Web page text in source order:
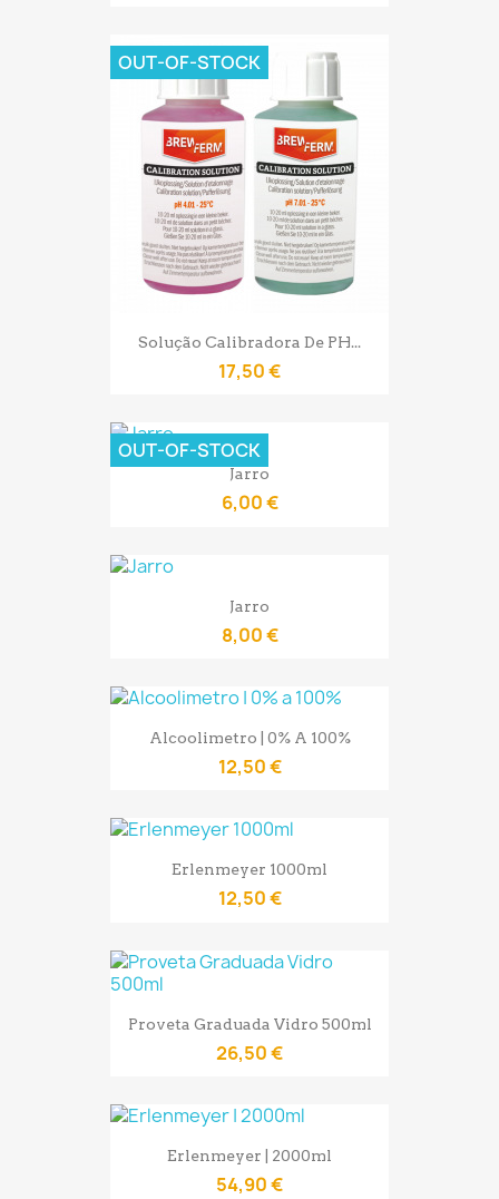
Solução Calibradora De PH...
17,50 €
OUT-OF-STOCK
Jarro
6,00 €
OUT-OF-STOCK
Jarro
8,00 €
Alcoolimetro | 0% A 100%
12,50 €
Erlenmeyer 1000ml
12,50 €
Proveta Graduada Vidro 500ml
26,50 €
Erlenmeyer | 2000ml
54,90 €